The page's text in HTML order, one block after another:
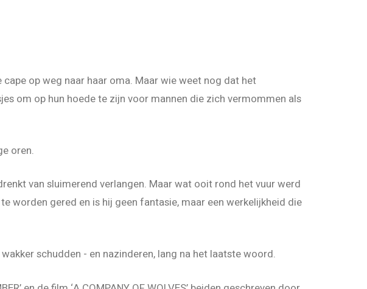
op weg naar haar oma. Maar wie weet nog dat het
om op hun hoede te zijn voor mannen die zich vermommen als
oren.
van sluimerend verlangen. Maar wat ooit rond het vuur werd
worden gered en is hij geen fantasie, maar een werkelijkheid die
schudden - en nazinderen, lang na het laatste woord.